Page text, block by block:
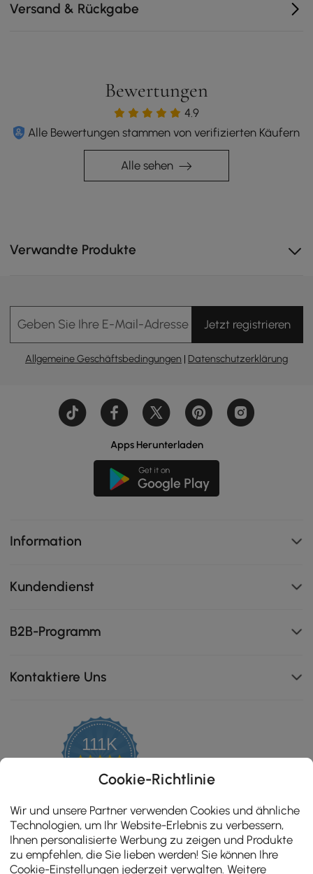
Versand & Rückgabe
Bewertungen
4.9
Alle Bewertungen stammen von verifizierten Käufern
Alle sehen
Verwandte Produkte
Geben Sie Ihre E-Mail-Adresse EinJetzt registrieren
Allgemeine Geschäftsbedingungen | Datenschutzerklärung
Apps Herunterladen
Information
Kundendienst
B2B-Programm
Kontaktiere Uns
111K
4.8
star
rating
ZERTIFIZIERTE BEWERTUNGEN
Cookie-Richtlinie
Wir und unsere Partner verwenden Cookies und ähnliche
Technologien, um Ihr Website-Erlebnis zu verbessern,
Ihnen personalisierte Werbung zu zeigen und Produkte
zu empfehlen, die Sie lieben werden! Sie können Ihre
Cookie-Einstellungen jederzeit verwalten. Weitere